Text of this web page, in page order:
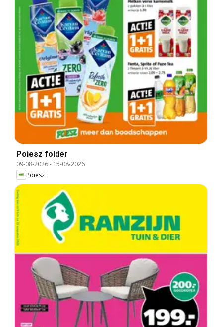
Poiesz folder
09-08-2026- 15-08-2026
Poiesz